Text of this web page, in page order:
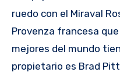
ruedo con el Miraval
Provenza francesa
mejores del mundo
propietario es Brad